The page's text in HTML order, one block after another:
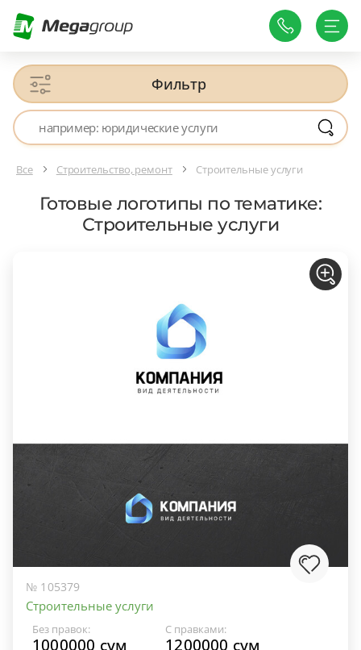
Фильтр
Все Строительство, ремонт Строительные услуги
Готовые логотипы по тематике:
Строительные услуги
№ 105379
Строительные услуги
Без правок:
1000000 сум
С правками:
1200000 сум